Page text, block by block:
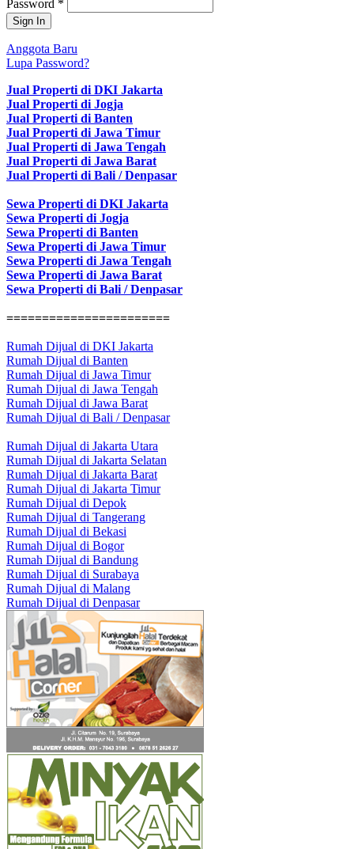
Password *
Anggota Baru
Lupa Password?
Jual Properti di DKI Jakarta
Jual Properti di Jogja
Jual Properti di Banten
Jual Properti di Jawa Timur
Jual Properti di Jawa Tengah
Jual Properti di Jawa Barat
Jual Properti di Bali / Denpasar
Sewa Properti di DKI Jakarta
Sewa Properti di Jogja
Sewa Properti di Banten
Sewa Properti di Jawa Timur
Sewa Properti di Jawa Tengah
Sewa Properti di Jawa Barat
Sewa Properti di Bali / Denpasar
=======================
Rumah Dijual di DKI Jakarta
Rumah Dijual di Banten
Rumah Dijual di Jawa Timur
Rumah Dijual di Jawa Tengah
Rumah Dijual di Jawa Barat
Rumah Dijual di Bali / Denpasar
Rumah Dijual di Jakarta Utara
Rumah Dijual di Jakarta Selatan
Rumah Dijual di Jakarta Barat
Rumah Dijual di Jakarta Timur
Rumah Dijual di Depok
Rumah Dijual di Tangerang
Rumah Dijual di Bekasi
Rumah Dijual di Bogor
Rumah Dijual di Bandung
Rumah Dijual di Surabaya
Rumah Dijual di Malang
Rumah Dijual di Denpasar